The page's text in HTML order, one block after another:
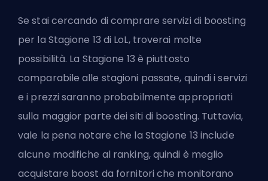
Se stai cercando dicomprare servizi di boosting
per la Stagione 13 di LoL, troverai molte
possibilità. La Stagione 13 è piuttosto
comparabile alle stagioni passate, quindi i servizi
e i prezzi saranno probabilmente appropriati
sulla maggior parte dei siti di boosting. Tuttavia,
vale la pena notare che la Stagione 13 include
alcune modifiche al ranking, quindi è meglio
acquistare boost da fornitori che monitorano